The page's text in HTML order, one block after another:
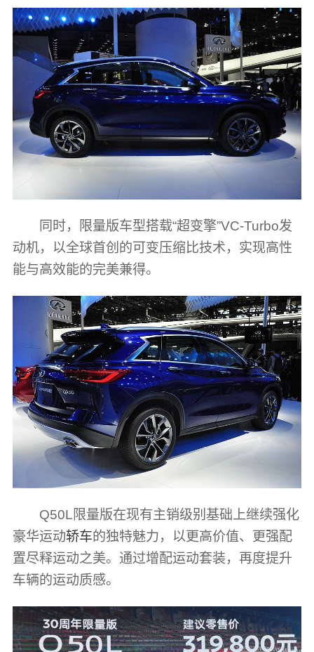
同时，限量版车型搭载“超变擎”VC-Turbo发
动机，以全球首创的可变压缩比技术，实现高性
能与高效能的完美兼得。
Q50L限量版在现有主销级别基础上继续强化
豪华运动轿车的独特魅力，以更高价值、更强配
置尽释运动之美。通过增配运动套装，再度提升
车辆的运动质感。